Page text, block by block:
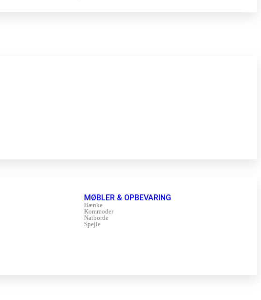
MØBLER & OPBEVARING
Bænke
Kommoder
Natborde
Spejle